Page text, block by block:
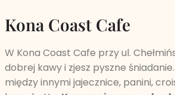
Kona Coast Cafe
W Kona Coast Cafe przy ul.
dobrej kawy i zjesz pyszne
między innymi jajecznice, panini,